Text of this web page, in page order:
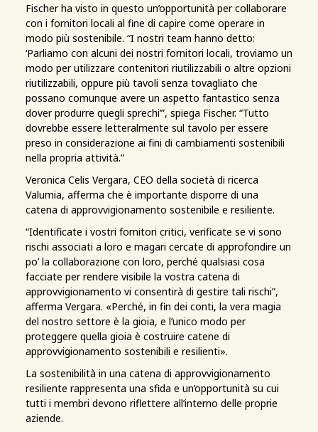
Fischer ha visto in questo un’opportunità per collaborare
con i fornitori locali al fine di capire come operare in
modo più sostenibile. “I nostri team hanno detto:
‘Parliamo con alcuni dei nostri fornitori locali, troviamo un
modo per utilizzare contenitori riutilizzabili o altre opzioni
riutilizzabili, oppure più tavoli senza tovagliato che
possano comunque avere un aspetto fantastico senza
dover produrre quegli sprechi’”, spiega Fischer. “Tutto
dovrebbe essere letteralmente sul tavolo per essere
preso in considerazione ai fini di cambiamenti sostenibili
nella propria attività.”
Veronica Celis Vergara, CEO della società di ricerca
Valumia, afferma che è importante disporre di una
catena di approvvigionamento sostenibile e resiliente.
“Identificate i vostri fornitori critici, verificate se vi sono
rischi associati a loro e magari cercate di approfondire un
po’ la collaborazione con loro, perché qualsiasi cosa
facciate per rendere visibile la vostra catena di
approvvigionamento vi consentirà di gestire tali rischi”,
afferma Vergara. «Perché, in fin dei conti, la vera magia
del nostro settore è la gioia, e l’unico modo per
proteggere quella gioia è costruire catene di
approvvigionamento sostenibili e resilienti».
La sostenibilità in una catena di approvvigionamento
resiliente rappresenta una sfida e un’opportunità su cui
tutti i membri devono riflettere all’interno delle proprie
aziende.